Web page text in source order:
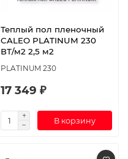
Теплый пол пленочный
CALEO PLATINUM 230
ВТ/м2 2,5 м2
PLATINUM 230
17 349 ₽
В корзину